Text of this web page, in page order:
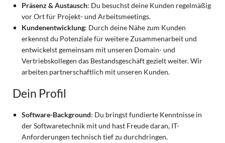
Präsenz & Austausch: Du besuchst deine Kunden regelmäßig
vor Ort für Projekt- und Arbeitsmeetings.
Kundenentwicklung: Durch deine Nähe zum Kunden
erkennst du Potenziale für weitere Zusammenarbeit und
entwickelst gemeinsam mit unseren Domain- und
Vertriebskollegen das Bestandsgeschäft gezielt weiter. Wir
arbeiten partnerschaftlich mit unseren Kunden.
Dein Profil
Software-Background: Du bringst fundierte Kenntnisse in
der Softwaretechnik mit und hast Freude daran, IT-
Anforderungen technisch tief zu durchdringen.